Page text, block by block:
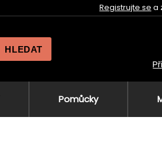
Registrujte se a
HLEDAT
Pomůcky